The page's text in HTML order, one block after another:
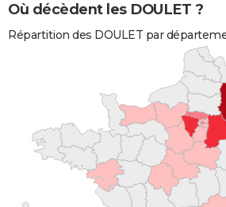
Où décèdent les DOULET ?
Répartition des DOULET par